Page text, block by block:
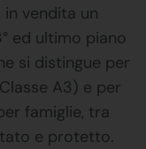
vendita un
ed ultimo piano
si distingue per
A3) e per
famiglie, tra
e protetto.